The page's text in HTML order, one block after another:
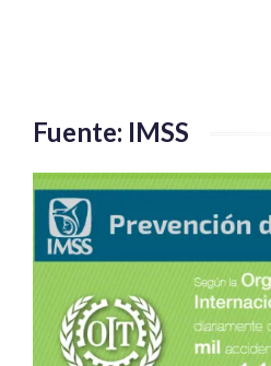
Fuente: IMSS